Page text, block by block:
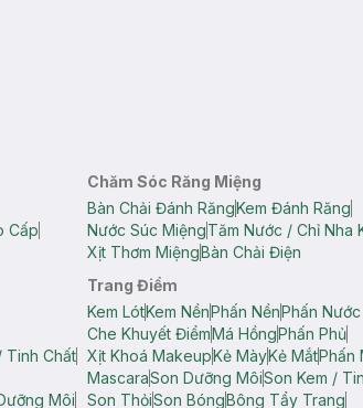
Cấp
Chăm Sóc Răng Miệng
Bàn Chải Đánh RăngKem Đánh Răng
Nước Súc MiệngTăm Nước / Chỉ Nha
Xịt Thơm MiệngBàn Chải Điện
Tinh Chất
Môi
Trang Điểm
Kem LótKem NềnPhấn NềnPhấn
Che Khuyết ĐiểmMá HồngPhấn Phủ
Xịt Khoá MakeupKẻ MàyKẻ MắtPhấn
MascaraSon Dưỡng MôiSon Kem /
Son ThỏiSon BóngBông Tẩy Trang